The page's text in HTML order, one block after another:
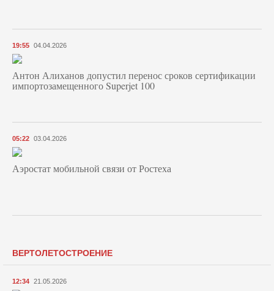
19:55 04.04.2026
Антон Алиханов допустил перенос сроков сертификации
импортозамещенного Superjet 100
05:22 03.04.2026
Аэростат мобильной связи от Ростеха
ВЕРТОЛЕТОСТРОЕНИЕ
12:34 21.05.2026